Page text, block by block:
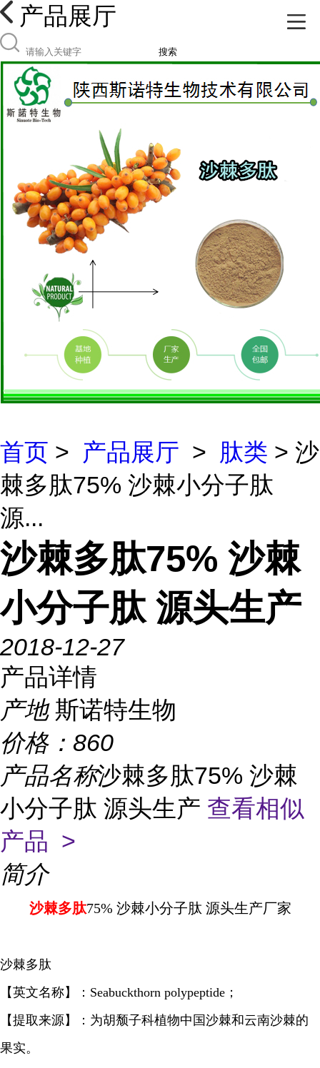
产品展厅
搜索
首页 > 产品展厅 > 肽类 > 沙
棘多肽75% 沙棘小分子肽
源...
沙棘多肽75% 沙棘
小分子肽 源头生产
2018-12-27
产品详情
产地 斯诺特生物
价格： 860
产品名称沙棘多肽75% 沙棘
小分子肽 源头生产 查看相似
产品 >
简介
沙棘多肽75% 沙棘小分子肽 源头生产厂家
沙棘多肽
【英文名称】：Seabuckthorn polypeptide；
【提取来源】：为胡颓子科植物中国沙棘和云南沙棘的
果实。